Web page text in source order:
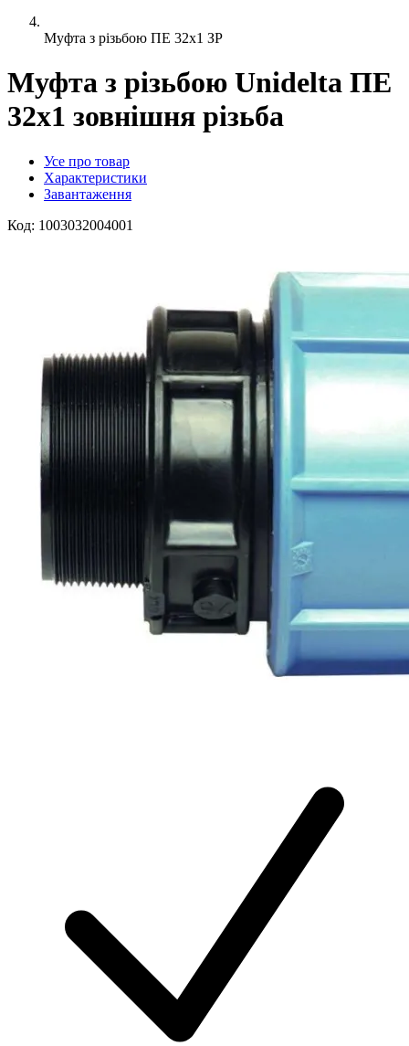
Муфта з різьбою ПЕ 32x1 ЗР
Муфта з різьбою Unidelta ПЕ
32x1 зовнішня різьба
Усе про товар
Характеристики
Завантаження
Код: 1003032004001